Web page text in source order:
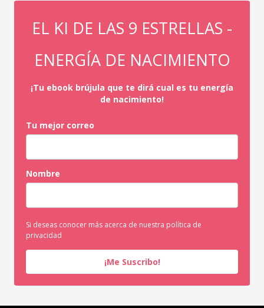
EL KI DE LAS 9 ESTRELLAS -
ENERGÍA DE NACIMIENTO
¡Tu ebook brújula que te dirá cual es tu energía
de nacimiento!
Tu mejor correo
Nombre
Si deseas conocer más acerca de nuestra política de
privacidad
¡Me Suscribo!